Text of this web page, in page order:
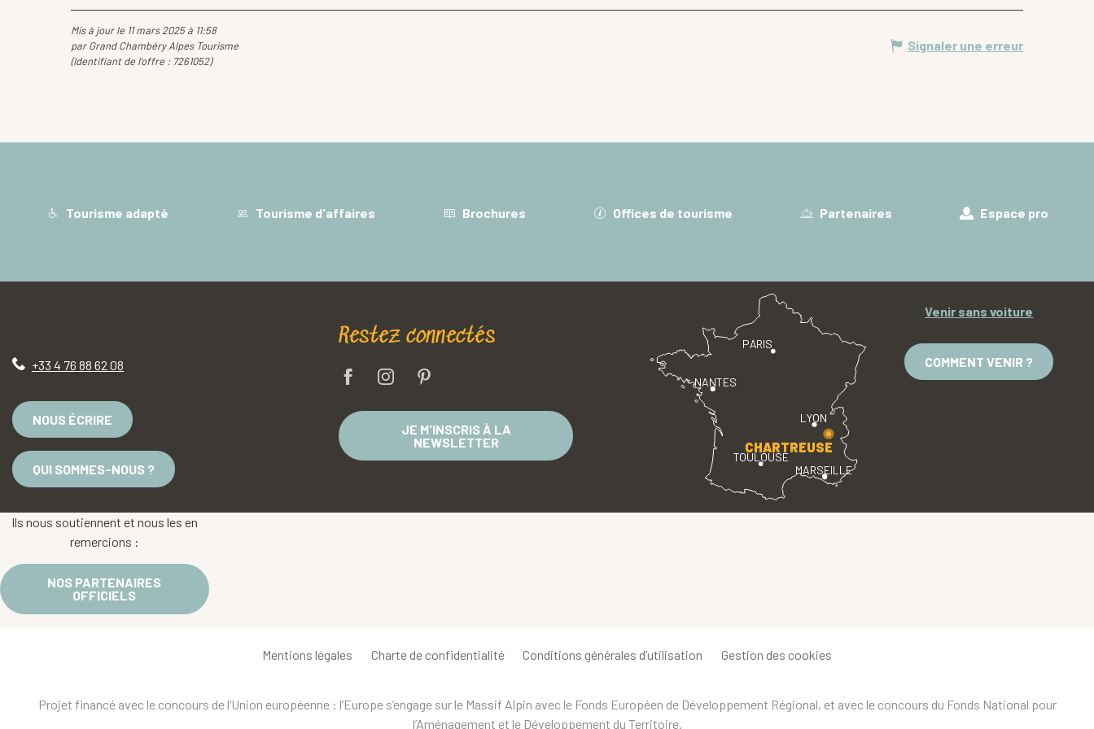
Mis à jour le 11 mars 2025 à 11:58
par Grand Chambéry Alpes Tourisme
(Identifiant de l'offre : 7261052)
Signaler une erreur
Tourisme adapté Tourisme d'affaires Brochures Offices de tourisme Partenaires Espace pro
+33 4 76 88 62 08
NOUS ÉCRIRE
QUI SOMMES-NOUS ?
Restez connectés
JE M'INSCRIS À LA
NEWSLETTER
PARIS
LYON
TOULOUSE
MARSEILLE
NANTES
CHARTREUSE
Venir sans voiture
COMMENT VENIR ?
Ils nous soutiennent et nous les en
remercions :
NOS PARTENAIRES
OFFICIELS
Mentions légales Charte de confidentialité Conditions générales d’utilisation Gestion des cookies
Projet financé avec le concours de l’Union européenne : l’Europe s’engage sur le Massif Alpin avec le Fonds Européen de Développement Régional, et avec le concours du Fonds National pour
l’Aménagement et le Développement du Territoire.